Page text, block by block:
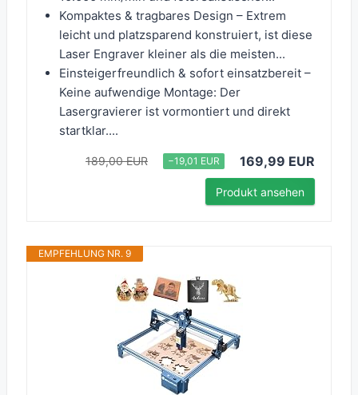
Kompaktes & tragbares Design – Extrem
leicht und platzsparend konstruiert, ist diese
Laser Engraver kleiner als die meisten...
Einsteigerfreundlich & sofort einsatzbereit –
Keine aufwendige Montage: Der
Lasergravierer ist vormontiert und direkt
startklar....
189,00 EUR −19,01 EUR 169,99 EUR
Produkt ansehen
EMPFEHLUNG NR. 9